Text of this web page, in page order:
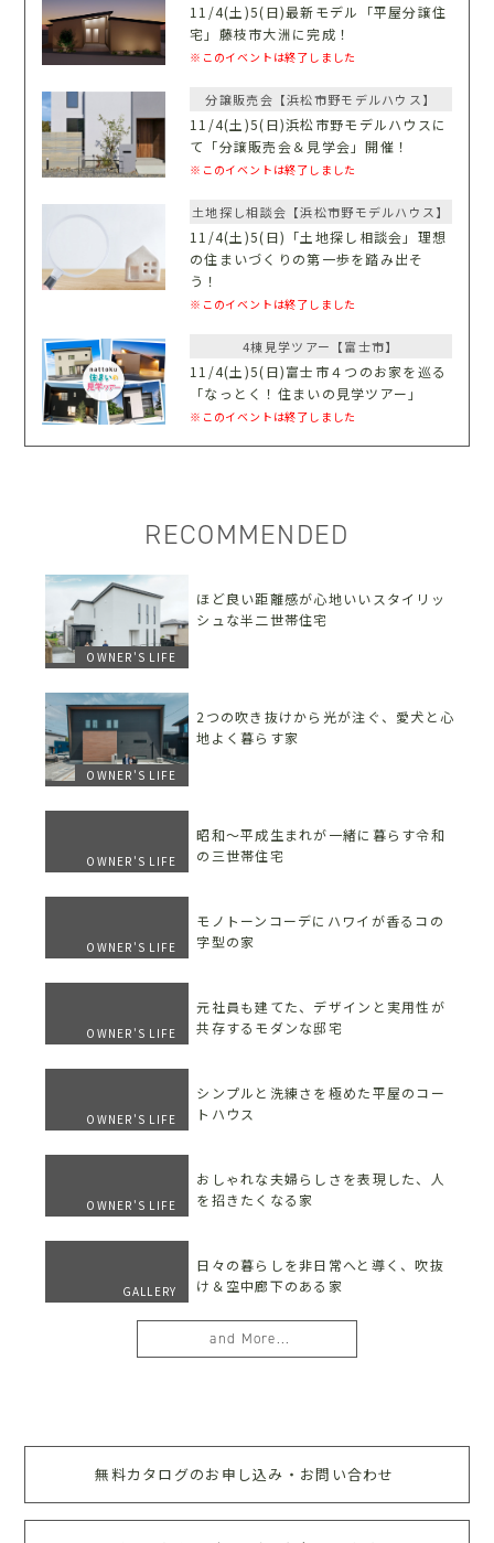
11/4(土)5(日)最新モデル「平屋分譲住
宅」藤枝市大洲に完成！
※このイベントは終了しました
分譲販売会【浜松市野モデルハウス】
11/4(土)5(日)浜松市野モデルハウスに
て「分譲販売会＆見学会」開催！
※このイベントは終了しました
土地探し相談会【浜松市野モデルハウス】
11/4(土)5(日)「土地探し相談会」理想
の住まいづくりの第一歩を踏み出そ
う！
※このイベントは終了しました
4棟見学ツアー【富士市】
11/4(土)5(日)富士市４つのお家を巡る
「なっとく！住まいの見学ツアー」
※このイベントは終了しました
RECOMMENDED
OWNER'S LIFE
ほど良い距離感が心地いいスタイリッ
シュな半二世帯住宅
OWNER'S LIFE
2つの吹き抜けから光が注ぐ、愛犬と心
地よく暮らす家
OWNER'S LIFE
昭和〜平成生まれが一緒に暮らす令和
の三世帯住宅
OWNER'S LIFE
モノトーンコーデにハワイが香るコの
字型の家
OWNER'S LIFE
元社員も建てた、デザインと実用性が
共存するモダンな邸宅
OWNER'S LIFE
シンプルと洗練さを極めた平屋のコー
トハウス
OWNER'S LIFE
おしゃれな夫婦らしさを表現した、人
を招きたくなる家
GALLERY
日々の暮らしを非日常へと導く、吹抜
け＆空中廊下のある家
and More...
無料カタログのお申し込み・お問い合わせ